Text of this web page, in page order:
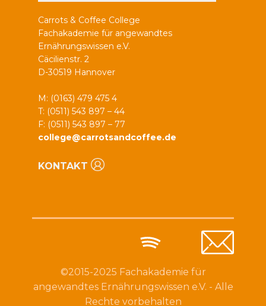
Carrots & Coffee College
Fachakademie für angewandtes
Ernährungswissen e.V.
Cäcilienstr. 2
D-30519 Hannover
M: (0163) 479 475 4
T: (0511) 543 897 – 44
F: (0511) 543 897 – 77
college@carrotsandcoffee.de
KONTAKT
©2015-2025 Fachakademie für
angewandtes Ernährungswissen e.V. - Alle
Rechte vorbehalten